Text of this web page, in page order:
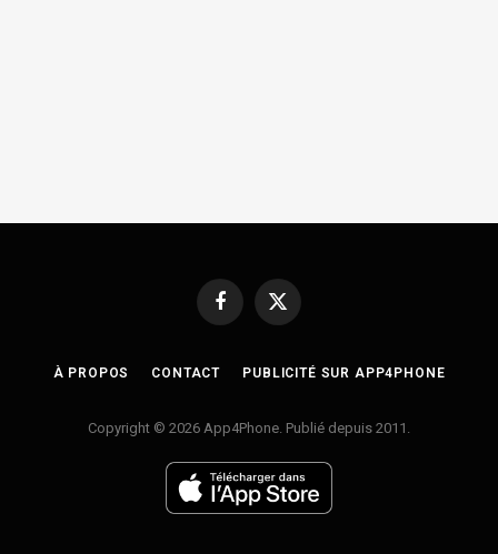
Facebook
X
À PROPOS CONTACT PUBLICITÉ SUR APP4PHONE
Copyright © 2026 App4Phone. Publié depuis 2011.